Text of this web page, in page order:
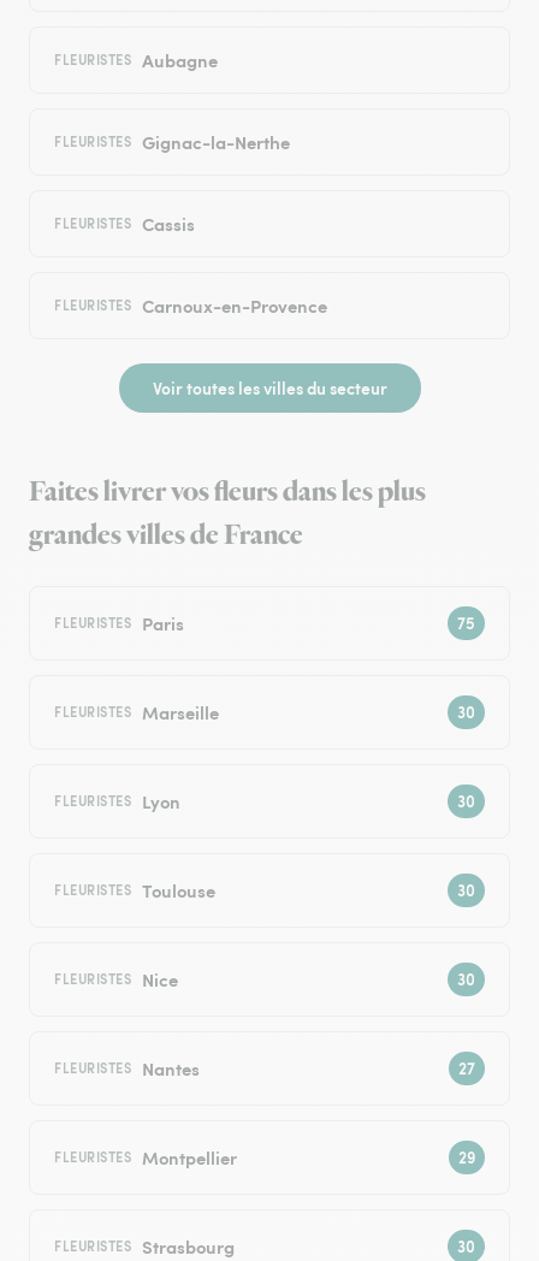
FLEURISTES Aubagne
FLEURISTES Gignac-la-Nerthe
FLEURISTES Cassis
FLEURISTES Carnoux-en-Provence
Voir toutes les villes du secteur
Faites livrer vos fleurs dans les plus
grandes villes de France
FLEURISTES Paris
FLEURISTES Marseille
FLEURISTES Lyon
FLEURISTES Toulouse
FLEURISTES Nice
FLEURISTES Nantes
FLEURISTES Montpellier
FLEURISTES Strasbourg